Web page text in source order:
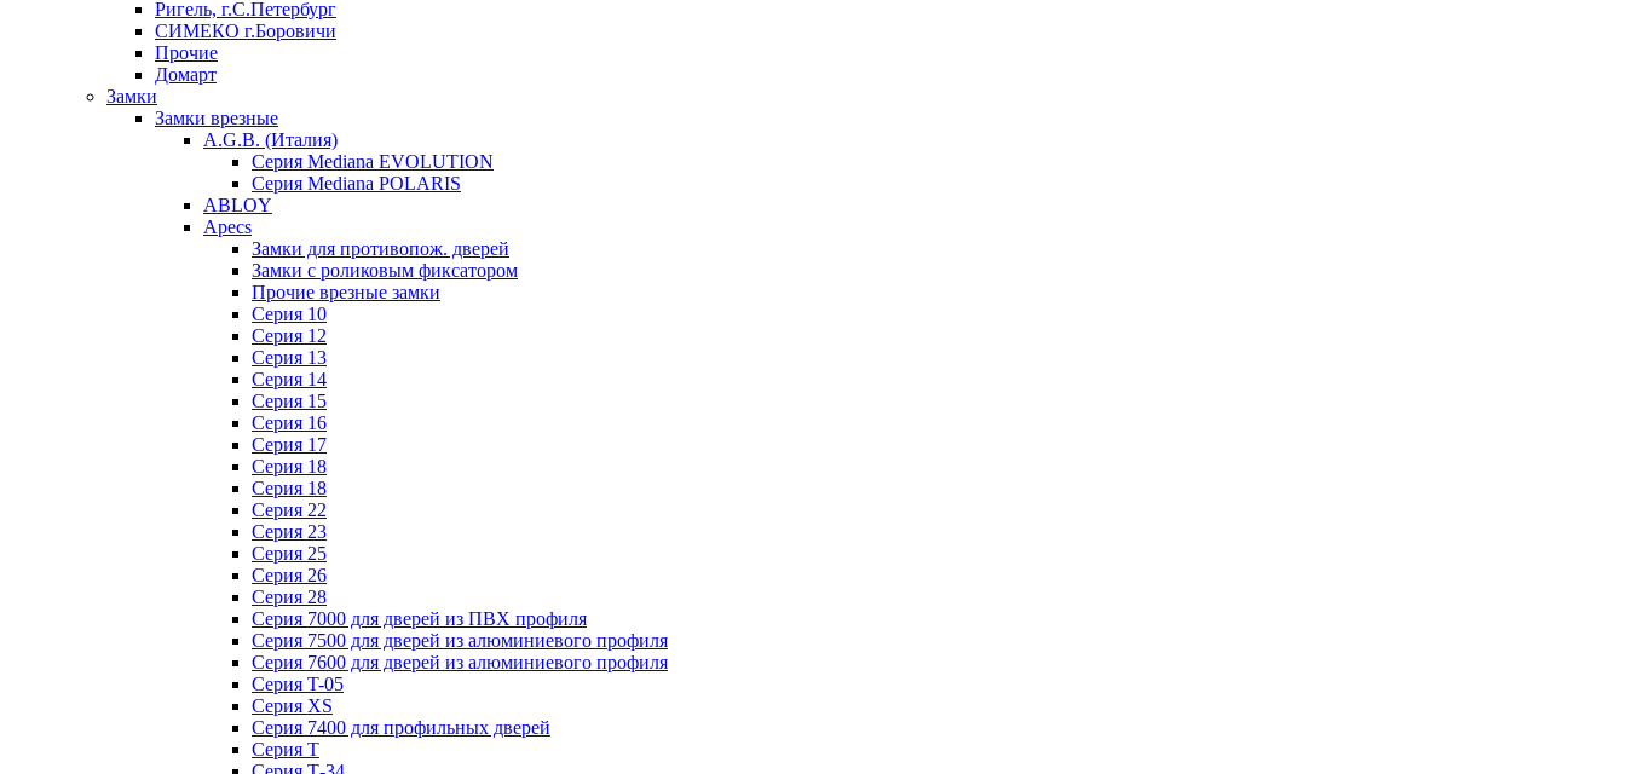
Ригель, г.С.Петербург
СИМЕКО г.Боровичи
Прочие
Домарт
Замки
Замки врезные
A.G.B. (Италия)
Серия Mediana EVOLUTION
Серия Mediana POLARIS
ABLOY
Apecs
Замки для противопож. дверей
Замки с роликовым фиксатором
Прочие врезные замки
Серия 10
Серия 12
Серия 13
Серия 14
Серия 15
Серия 16
Серия 17
Серия 18
Серия 18
Серия 22
Серия 23
Серия 25
Серия 26
Серия 28
Серия 7000 для дверей из ПВХ профиля
Серия 7500 для дверей из алюминиевого профиля
Серия 7600 для дверей из алюминиевого профиля
Серия T-05
Серия XS
Серия 7400 для профильных дверей
Серия Т